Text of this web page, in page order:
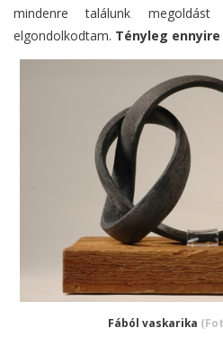
mindenre találunk
elgondolkodtam. Tényleg
Fából vaskarika